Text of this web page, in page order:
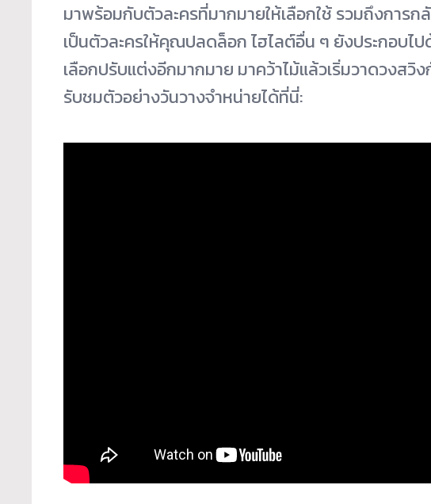
มาพร้อมกับตัวละครที่มากมายให้เลือกใช้ รวมถึงการ
เป็นตัวละครให้คุณปลดล็อก ไฮไลต์อื่น ๆ ยังประกอบไป
เลือกปรับแต่งอีกมากมาย มาคว้าไม้แล้วเริ่มวาดวงสวิ
รับชมตัวอย่างวันวางจำหน่ายได้ที่นี่: